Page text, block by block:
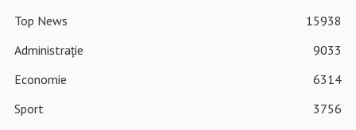
Top News
15938
Administrație
9033
Economie
6314
Sport
3756